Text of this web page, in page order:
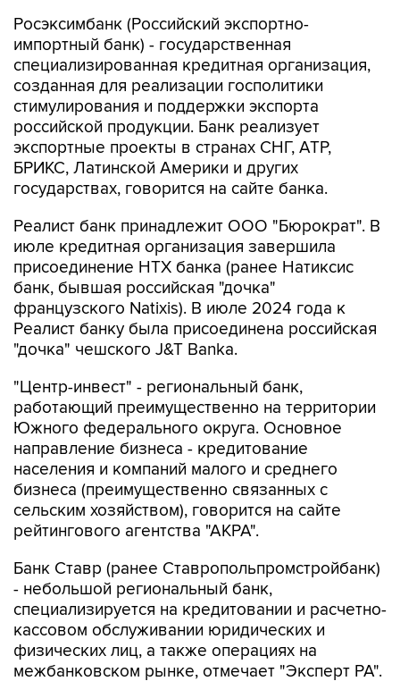
Росэксимбанк (Российский экспортно-
импортный банк) - государственная
специализированная кредитная организация,
созданная для реализации госполитики
стимулирования и поддержки экспорта
российской продукции. Банк реализует
экспортные проекты в странах СНГ, АТР,
БРИКС, Латинской Америки и других
государствах, говорится на сайте банка.
Реалист банк принадлежит ООО "Бюрократ". В
июле кредитная организация завершила
присоединение НТХ банка (ранее Натиксис
банк, бывшая российская "дочка"
французского Natixis). В июле 2024 года к
Реалист банку была присоединена российская
"дочка" чешского J&T Banka.
"Центр-инвест" - региональный банк,
работающий преимущественно на территории
Южного федерального округа. Основное
направление бизнеса - кредитование
населения и компаний малого и среднего
бизнеса (преимущественно связанных с
сельским хозяйством), говорится на сайте
рейтингового агентства "АКРА".
Банк Ставр (ранее Ставропольпромстройбанк)
- небольшой региональный банк,
специализируется на кредитовании и расчетно-
кассовом обслуживании юридических и
физических лиц, а также операциях на
межбанковском рынке, отмечает "Эксперт РА".